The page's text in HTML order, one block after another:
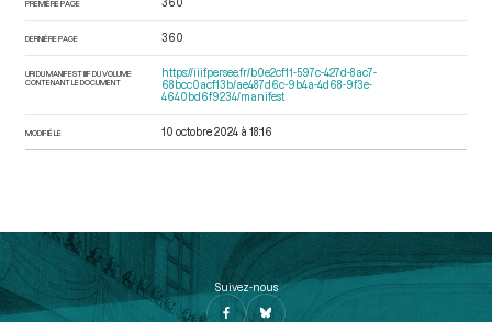
PREMIÈRE PAGE
DERNIÈRE PAGE 360
URI DU MANIFEST IIIF DU VOLUME
CONTENANT LE DOCUMENT
https://iiif.persee.fr/b0e2cf11-597c-427d-8ac7-
68bcc0acf13b/ae487d6c-9b4a-4d68-9f3e-
4640bd6f9234/manifest
MODIFIÉ LE 10 octobre 2024 à 18:16
Suivez-nous